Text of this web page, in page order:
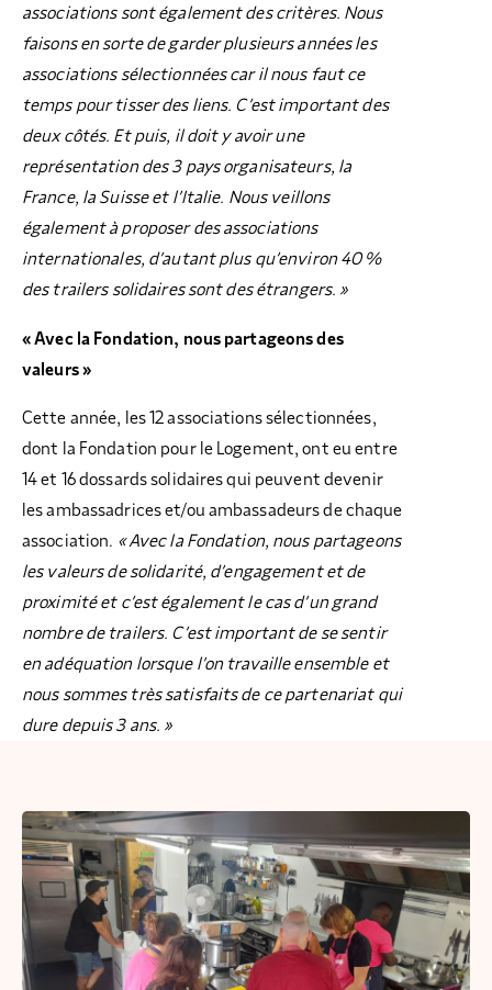
associations sont également des critères. Nous
faisons en sorte de garder plusieurs années les
associations sélectionnées car il nous faut ce
temps pour tisser des liens. C’est important des
deux côtés. Et puis, il doit y avoir une
représentation des 3 pays organisateurs, la
France, la Suisse et l’Italie. Nous veillons
également à proposer des associations
internationales, d’autant plus qu’environ 40 %
des trailers solidaires sont des étrangers. »
« Avec la Fondation, nous partageons des
valeurs »
Cette année, les 12 associations sélectionnées,
dont la Fondation pour le Logement, ont eu entre
14 et 16 dossards solidaires qui peuvent devenir
les ambassadrices et/ou ambassadeurs de chaque
association. « Avec la Fondation, nous partageons
les valeurs de solidarité, d’engagement et de
proximité et c’est également le cas d’un grand
nombre de trailers. C’est important de se sentir
en adéquation lorsque l’on travaille ensemble et
nous sommes très satisfaits de ce partenariat qui
dure depuis 3 ans. »